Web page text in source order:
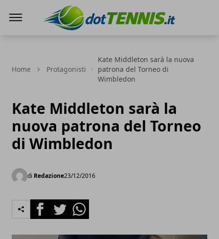
Home Protagonisti
Kate Middleton sarà la nuova
patrona del Torneo di
Wimbledon
Kate Middleton sarà la
nuova patrona del Torneo
di Wimbledon
di Redazione23/12/2016
FacebookTwitterWhatsapp